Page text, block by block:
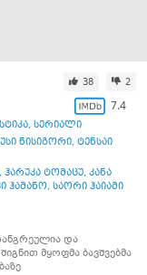
38 2
7.4
, სერიალი
ნისიგორი, ტენსაი
, ჰარუკა ტომაცუ, კანა
ჰამანო, საორი ჰაიამი
და
მყოფმა ბავშვებმა